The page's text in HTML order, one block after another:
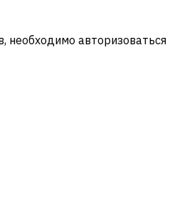
необходимо авторизоваться